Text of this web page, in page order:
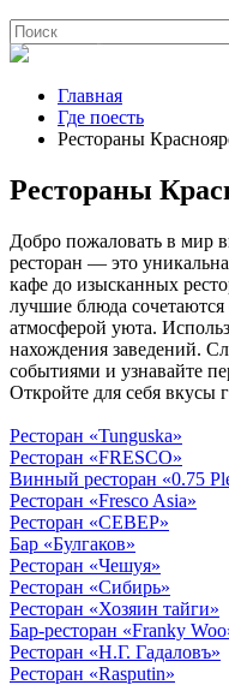
Главная
Где поесть
Рестораны
Рестораны
Добро пожаловать в мир
ресторан — это
кафе до изысканных
лучшие блюда
атмосферой уюта.
нахождения заведений.
событиями и узнавайте
Откройте для себя вкусы
Ресторан «Tunguska»
Ресторан «FRESCO»
Винный ресторан «0.75
Ресторан «Fresco Asia»
Ресторан «СЕВЕР»
Бар «Булгаков»
Ресторан «Чешуя»
Ресторан «Сибирь»
Ресторан «Хозяин тайги»
Бар-ресторан «Franky
Ресторан «Н.Г. Гадаловъ»
Ресторан «Rasputin»